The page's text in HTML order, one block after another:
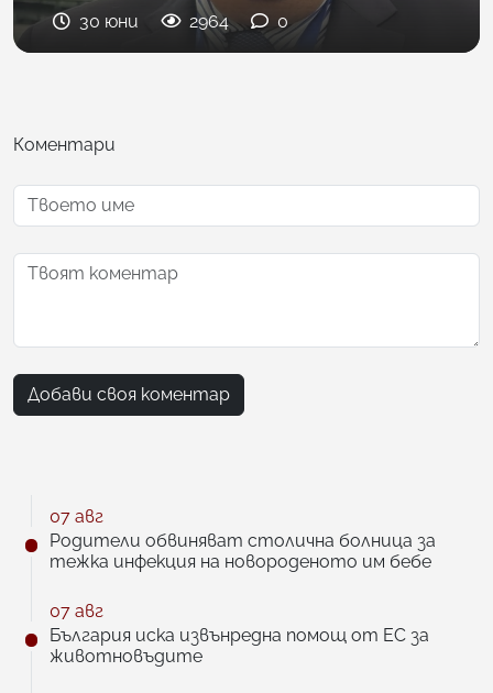
30 юни 2964 0
Коментари
Добави своя коментар
07 авг
Родители обвиняват столична болница за
тежка инфекция на новороденото им бебе
07 авг
България иска извънредна помощ от ЕС за
животновъдите